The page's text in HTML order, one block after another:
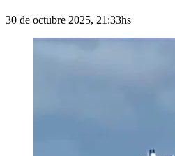
30 de octubre 2025, 21:33hs